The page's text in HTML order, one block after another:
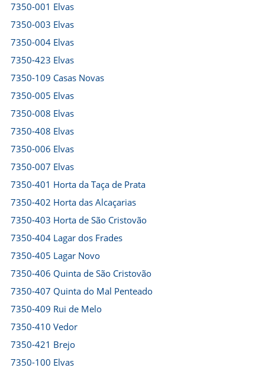
7350-001 Elvas
7350-003 Elvas
7350-004 Elvas
7350-423 Elvas
7350-109 Casas Novas
7350-005 Elvas
7350-008 Elvas
7350-408 Elvas
7350-006 Elvas
7350-007 Elvas
7350-401 Horta da Taça de Prata
7350-402 Horta das Alcaçarias
7350-403 Horta de São Cristovão
7350-404 Lagar dos Frades
7350-405 Lagar Novo
7350-406 Quinta de São Cristovão
7350-407 Quinta do Mal Penteado
7350-409 Rui de Melo
7350-410 Vedor
7350-421 Brejo
7350-100 Elvas